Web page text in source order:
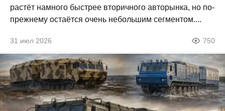
растёт намного быстрее вторичного авторынка, но по-
прежнему остаётся очень небольшим сегментом....
31 июл 2026 750